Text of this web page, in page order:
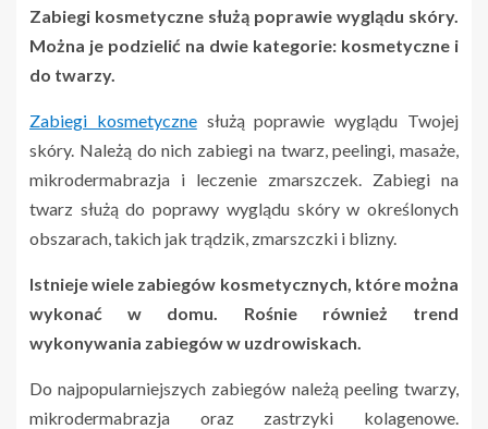
Zabiegi kosmetyczne służą poprawie wyglądu skóry.
Można je podzielić na dwie kategorie: kosmetyczne i
do twarzy.
Zabiegi kosmetycznesłużą poprawie wyglądu Twojej
skóry. Należą do nich zabiegi na twarz, peelingi, masaże,
mikrodermabrazja i leczenie zmarszczek. Zabiegi na
twarz służą do poprawy wyglądu skóry w określonych
obszarach, takich jak trądzik, zmarszczki i blizny.
Istnieje wiele zabiegów kosmetycznych, które można
wykonać w domu. Rośnie również trend
wykonywania zabiegów w uzdrowiskach.
Do najpopularniejszych zabiegów należą peeling twarzy,
mikrodermabrazja oraz zastrzyki kolagenowe.